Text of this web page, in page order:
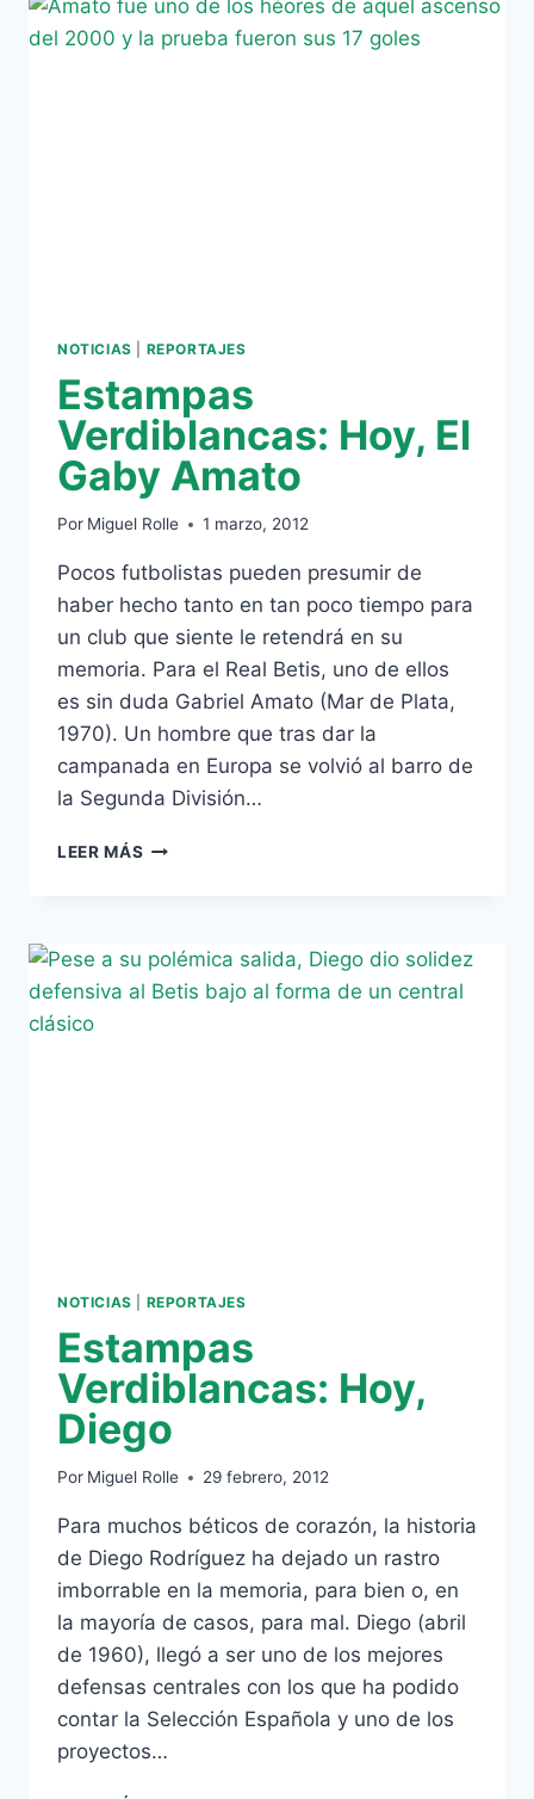
DE
MIKI
NOTICIAS REPORTAJES
Estampas
Verdiblancas: Hoy, El
Gaby Amato
Por Miguel Rolle 1 marzo, 2012
Pocos futbolistas pueden presumir de
haber hecho tanto en tan poco tiempo para
un club que siente le retendrá en su
memoria. Para el Real Betis, uno de ellos
es sin duda Gabriel Amato (Mar de Plata,
1970). Un hombre que tras dar la
campanada en Europa se volvió al barro de
la Segunda División…
LEER MÁS ESTAMPAS
GABY
AMATO
NOTICIAS REPORTAJES
Estampas
Verdiblancas: Hoy,
Diego
Por Miguel Rolle 29 febrero, 2012
Para muchos béticos de corazón, la historia
de Diego Rodríguez ha dejado un rastro
imborrable en la memoria, para bien o, en
la mayoría de casos, para mal. Diego (abril
de 1960), llegó a ser uno de los mejores
defensas centrales con los que ha podido
contar la Selección Española y uno de los
proyectos…